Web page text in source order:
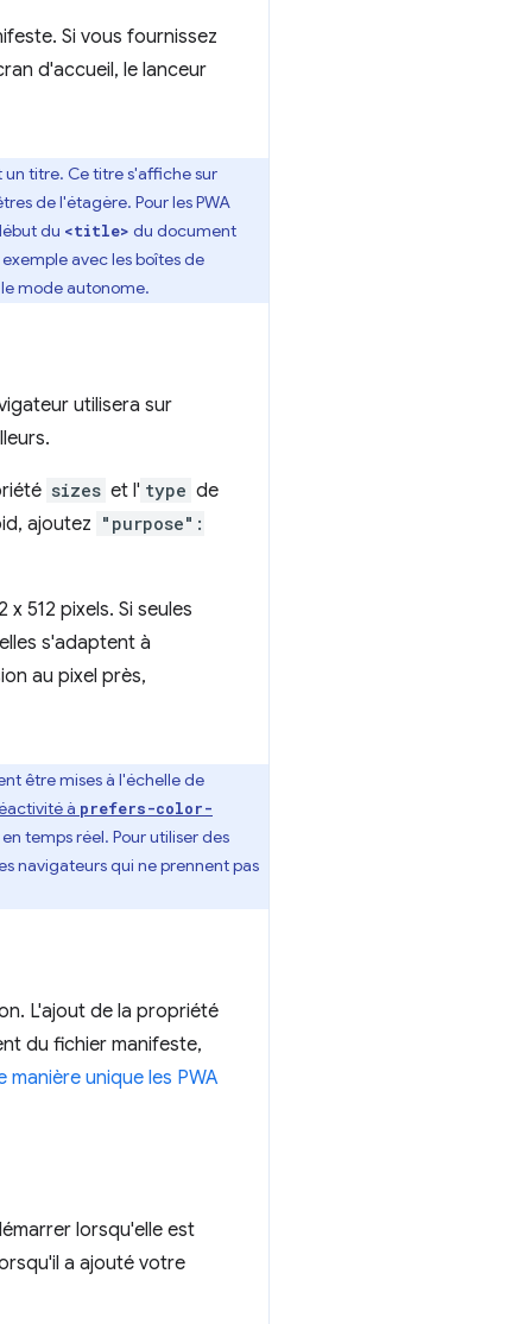
Si vous fournissez
d'accueil, le lanceur
titre. Ce titre s'affiche sur
de l'étagère. Pour les PWA
du <title> du document
avec les boîtes de
mode autonome.
utilisera sur
sizes et l' type de
ajoutez "purpose":
512 pixels. Si seules
s'adaptent à
au pixel près,
être mises à l'échelle de
à prefers-color-
temps réel. Pour utiliser des
navigateurs qui ne prennent pas
L'ajout de la propriété
du fichier manifeste,
manière unique les PWA
lorsqu'elle est
a ajouté votre